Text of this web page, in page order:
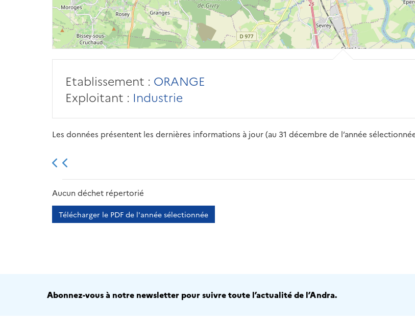
Etablissement : ORANGE
Exploitant : Industrie
Les données présentent les dernières informations à jour (au 31 décembre de l’année
2013 2014
Aucun déchet répertorié
Télécharger le PDF de l'année sélectionnée
Abonnez-vous à notre newsletter pour suivre toute l’actualité de l’Andra.